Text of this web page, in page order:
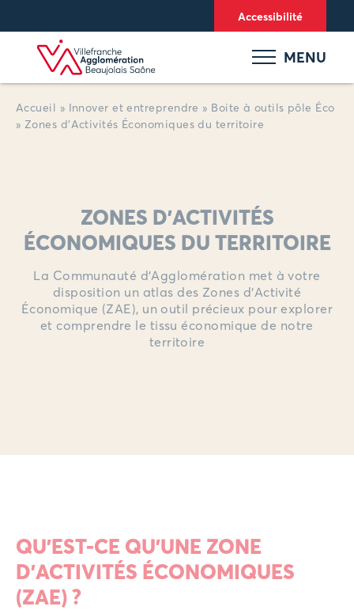
Accessibilité
MENU
Accueil » Innover et entreprendre » Boite à outils pôle Éco
» Zones d’Activités Économiques du territoire
ZONES D'ACTIVITÉS
ÉCONOMIQUES DU TERRITOIRE
La Communauté d’Agglomération met à votre
disposition un atlas des Zones d’Activité
Économique (ZAE), un outil précieux pour explorer
et comprendre le tissu économique de notre
territoire
QU’EST-CE QU’UNE ZONE
D'ACTIVITÉS ÉCONOMIQUES
(ZAE) ?